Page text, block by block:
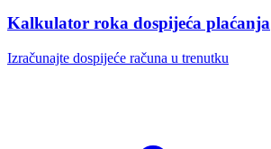
Kalkulator roka dospijeća plaćanja
Izračunajte dospijeće računa u trenutku